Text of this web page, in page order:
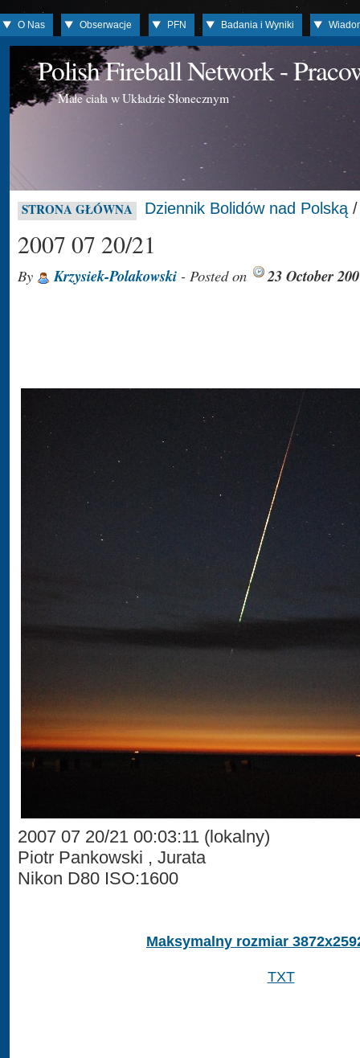
O Nas Obserwacje PFN Badania i Wyniki
Polish Fireball Network -
Małe ciała w Układzie Słonecznym
STRONA GŁÓWNA Dziennik Bolidów nad Polską
2007 07 20/21
By Krzysiek-Polakowski - Posted on 23 October
2007 07 20/21 00:03:11 (lokalny)
Piotr Pankowski , Jurata
Nikon D80 ISO:1600
Maksymalny rozmiar
TXT